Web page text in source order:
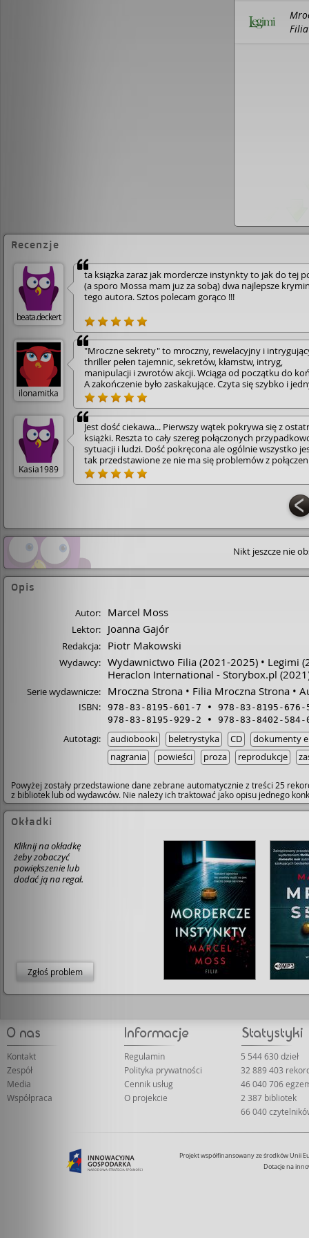
Recenzje
beata.deckert
ta ksiązka zaraz jak mordercze instynkty to jak do tej
(a sporo Mossa mam juz za sobą) dwa najlepsze
tego autora. Sztos polecam gorąco !!!
ilonamitka
"Mroczne sekrety" to mroczny, rewelacyjny i
thriller pełen tajemnic, sekretów, kłamstw, intryg,
manipulacji i zwrotów akcji. Wciąga od początku do
A zakończenie było zaskakujące. Czyta się szybko i
tchem. Autor w książce porusza ważne problemy i
Bardzo lubię twórczość autora.🙂 Polecam 🥰
Kasia1989
Jest dość ciekawa... Pierwszy wątek pokrywa się z
książki. Reszta to cały szereg połączonych
sytuacji i ludzi. Dość pokręcona ale ogólnie wszystko
tak przedstawione ze nie ma się problemów z
dwóch/trzech/czterech wątków do kupy
Nikt jeszcze nie
Opis
Autor: Marcel Moss
Lektor: Joanna Gajór
Redakcja: Piotr Makowski
Wydawcy: Wydawnictwo Filia (2021-2025) Legimi
Heraclon International - Storybox.pl
Serie wydawnicze: Mroczna Strona Filia Mroczna Strona
ISBN: 978-83-8195-601-7
978-83-8195-676-
978-83-8195-929-2
978-83-8402-584-
Autotagi: audiobooki beletrystyka CD
dokumenty
nagrania
powieści proza reprodukcje
Powyżej zostały przedstawione dane zebrane automatycznie z treści 25
z bibliotek lub od wydawców. Nie należy ich traktować jako opisu jednego
Okładki
Kliknij na okładkę
żeby zobaczyć
powiększenie lub
dodać ją na regał.
Zgłoś problem
Kontakt
Zespół
Media
Współpraca
Regulamin
Polityka prywatności
Cennik usług
O projekcie
5 544 630 dzieł
32 889 403
46 040 706
2 387 bibliotek
66 040
Projekt współfinansowany ze środków Unii
Dotacje na